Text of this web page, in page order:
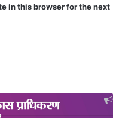
in this browser for the next